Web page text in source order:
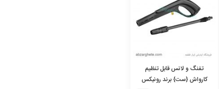
تفنگ و لانس قابل تنظیم
کارواش {ست} برند رونیکس